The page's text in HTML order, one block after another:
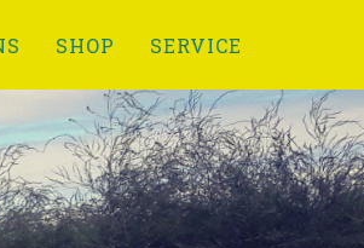
SHOP SERVICE